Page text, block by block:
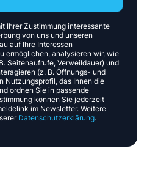
Ihrer Zustimmung interessante
von uns und unseren
auf Ihre Interessen
ermöglichen, analysieren wir, wie
Seitenaufrufe, Verweildauer) und
(z. B. Öffnungs- und
Nutzungsprofil, das Ihnen die
ordnen Sie in passende
können Sie jederzeit
im Newsletter. Weitere
Datenschutzerklärung.